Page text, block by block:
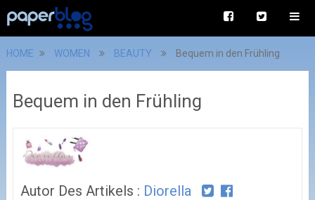
HOME WOMEN BEAUTY Bequem in den Frühling
Bequem in den Frühling
Autor Des Artikels : Diorella